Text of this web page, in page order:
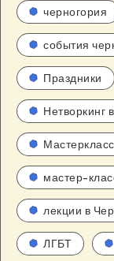
черногория
события
Праздники
Нетворкинг
мастер-
лекции в
ЛГБТ